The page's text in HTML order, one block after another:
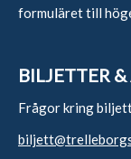
formuläret till
BILJETTER
Frågor kring